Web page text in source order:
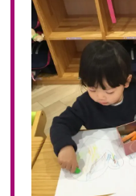
2019年 04月(5)
2019年 03月(11)
2019年 02月(12)
2019年 01月(15)
2018
2018年 12月(12)
2018年 11月(18)
2018年 10月(17)